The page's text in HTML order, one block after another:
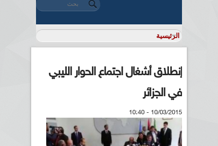
استمارة البحث
‏بحث ‏
إنطلاق أشغال اجتماع الحوار الليبي
في الجزائر
10/03/2015 - 10:40